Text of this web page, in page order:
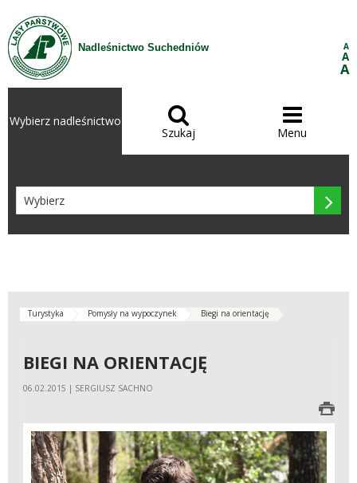
Przejdź do treści
Nadleśnictwo Suchedniów A
A
A
Wybierz nadleśnictwo 
Szukaj

Menu

Turystyka Pomysły na wypoczynek Biegi na orientację
BIEGI NA ORIENTACJĘ
06.02.2015 | SERGIUSZ SACHNO